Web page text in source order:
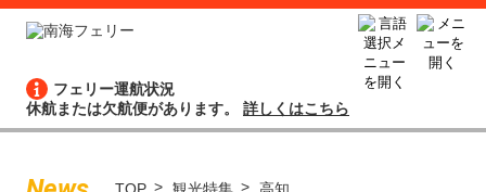
フェリー運航状況
休航または欠航便があります。 詳しくはこちら